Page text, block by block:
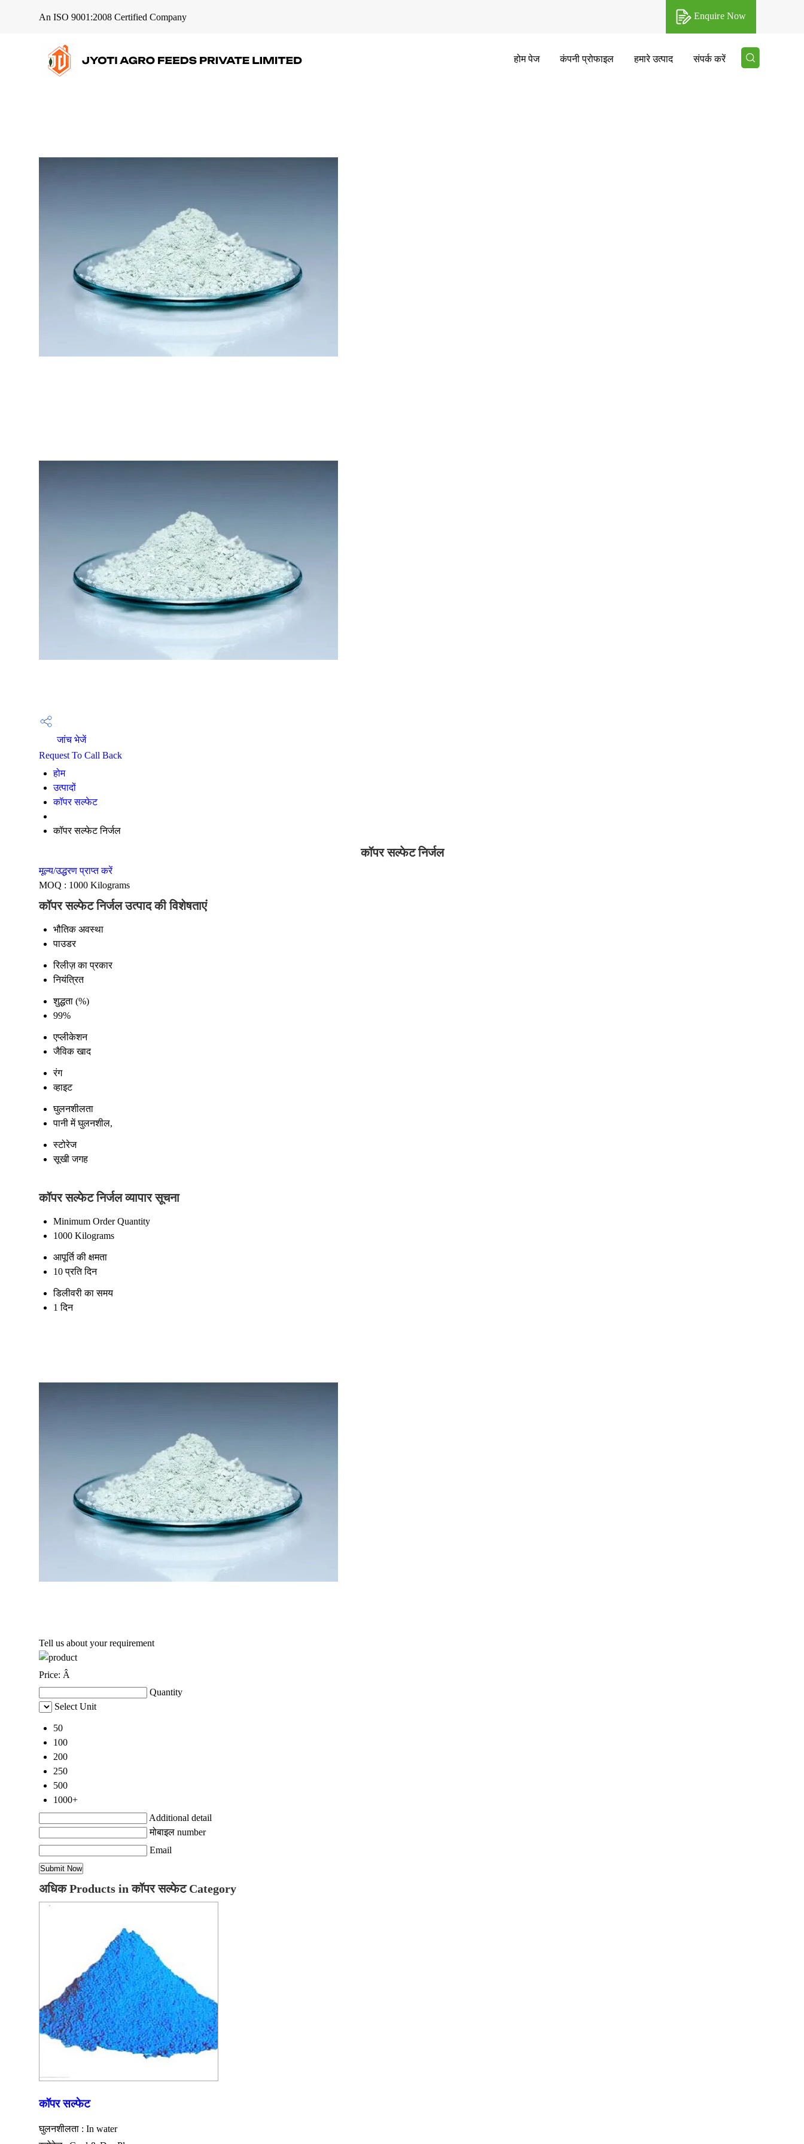
An ISO 9001:2008 Certified Company Enquire Now
होम पेज कंपनी प्रोफाइल हमारे उत्पाद संपर्क करें
जांच भेजें
Request To Call Back
होम
उत्पादों
कॉपर सल्फेट
कॉपर सल्फेट निर्जल
कॉपर सल्फेट निर्जल
मूल्य/उद्धरण प्राप्त करें
MOQ : 1000 Kilograms
कॉपर सल्फेट निर्जल उत्पाद की विशेषताएं
भौतिक अवस्था
पाउडर
रिलीज़ का प्रकार
नियंत्रित
शुद्धता (%)
99%
एप्लीकेशन
जैविक खाद
रंग
व्हाइट
घुलनशीलता
पानी में घुलनशील,
स्टोरेज
सूखी जगह
कॉपर सल्फेट निर्जल व्यापार सूचना
Minimum Order Quantity
1000 Kilograms
आपूर्ति की क्षमता
10 प्रति दिन
डिलीवरी का समय
1 दिन
Tell us about your requirement
Price: Â
Quantity
Select Unit
50
100
200
250
500
1000+
Additional detail
मोबाइल number
Email
अधिक Products in कॉपर सल्फेट Category
कॉपर सल्फेट
घुलनशीलता : In water